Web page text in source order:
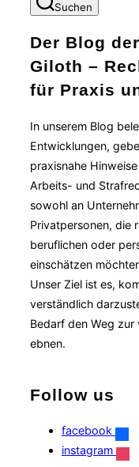
Suchen
Der Blog
Giloth –
für Praxis
In unserem Blog
Entwicklungen,
praxisnahe
Arbeits- und
sowohl an
Privatpersonen, die
beruflichen oder
einschätzen
Unser Ziel ist es,
verständlich
Bedarf den Weg
ebnen.
Follow us
facebook
instagram